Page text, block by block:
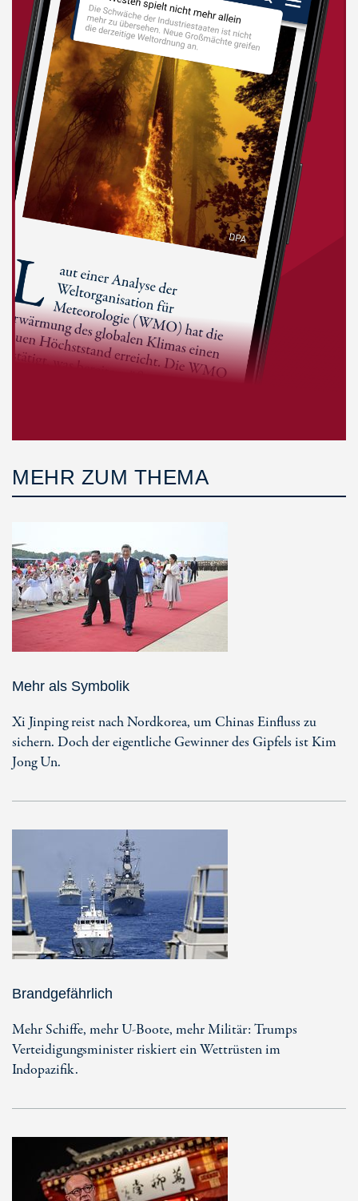
MEHR ZUM THEMA
Mehr als Symbolik
Xi Jinping reist nach Nordkorea, um Chinas Einfluss zu
sichern. Doch der eigentliche Gewinner des Gipfels ist Kim
Jong Un.
Brandgefährlich
Mehr Schiffe, mehr U-Boote, mehr Militär: Trumps
Verteidigungsminister riskiert ein Wettrüsten im
Indopazifik.